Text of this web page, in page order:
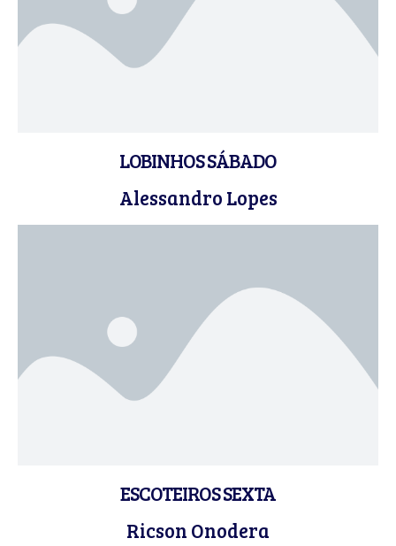
LOBINHOS SÁBADO
Alessandro Lopes
ESCOTEIROS SEXTA
Ricson Onodera